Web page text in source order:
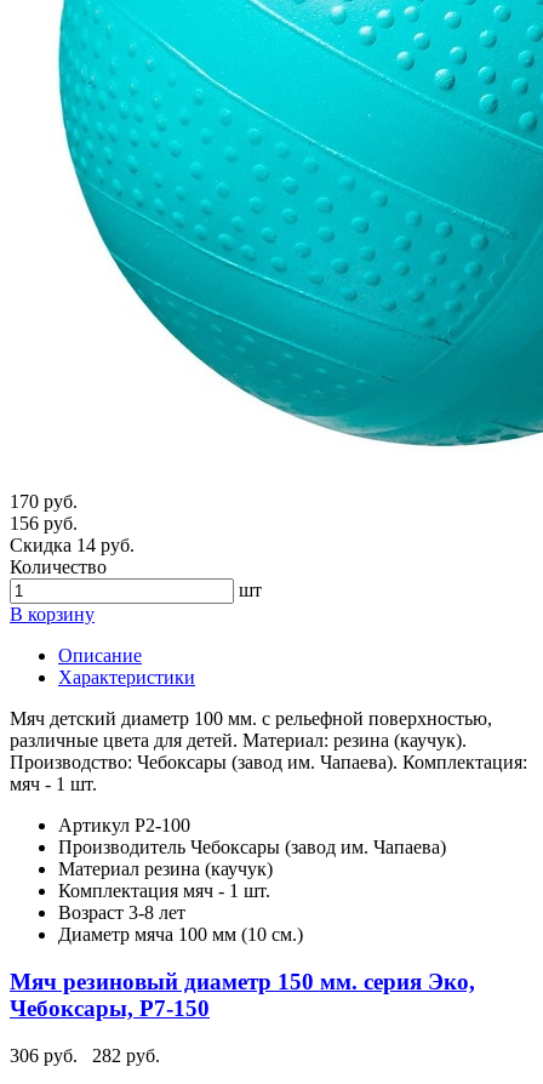
170 руб.
156 руб.
Скидка 14 руб.
Количество
шт
В корзину
Описание
Характеристики
Мяч детский диаметр 100 мм. с рельефной поверхностью,
различные цвета для детей. Материал: резина (каучук).
Производство: Чебоксары (завод им. Чапаева). Комплектация:
мяч - 1 шт.
Артикул Р2-100
Производитель Чебоксары (завод им. Чапаева)
Материал резина (каучук)
Комплектация мяч - 1 шт.
Возраст 3-8 лет
Диаметр мяча 100 мм (10 см.)
Мяч резиновый диаметр 150 мм. серия Эко,
Чебоксары, Р7-150
306 руб.
282 руб.